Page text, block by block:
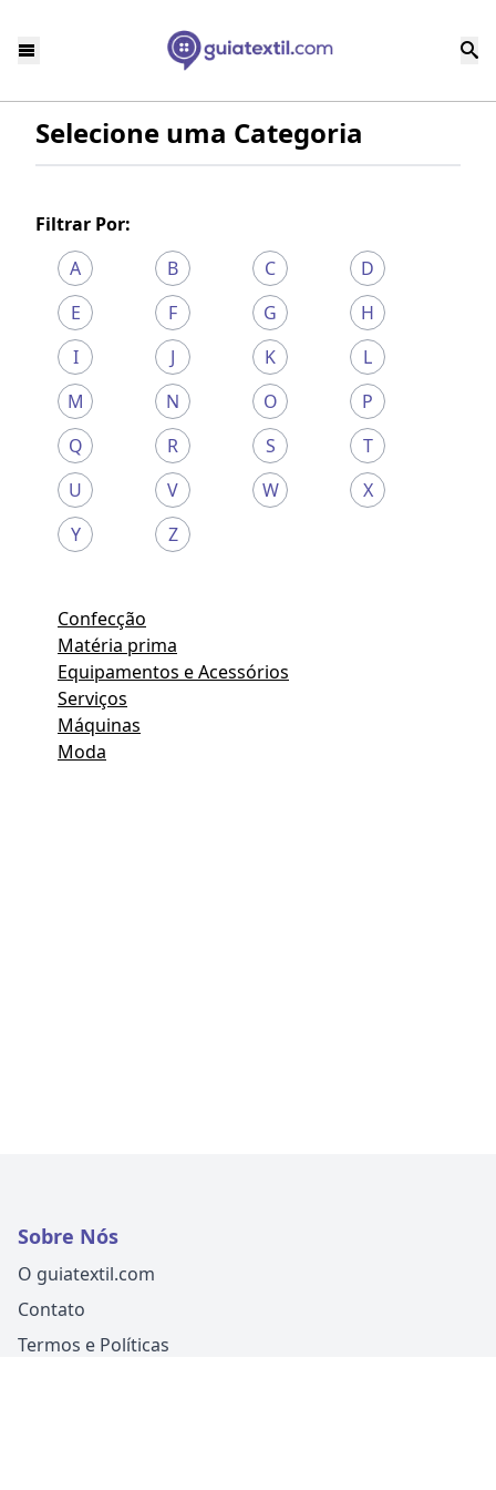
Selecione uma Categoria
Filtrar Por:
A
B C
D
E
F G
H
I
J K
L
M
N O
P
Q
R S
T
U
V W
X
Y
Z
Confecção
Matéria prima
Equipamentos e Acessórios
Serviços
Máquinas
Moda
Sobre Nós
O guiatextil.com
Contato
Termos e Políticas